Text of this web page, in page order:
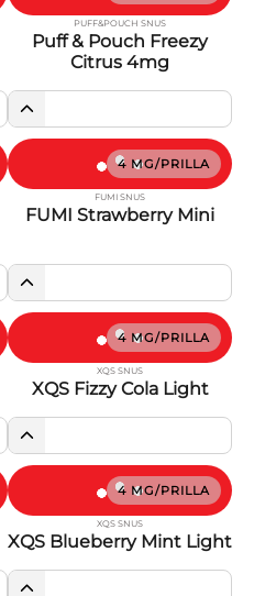
PUFF&POUCH SNUS
Puff & Pouch Freezy
Citrus 4mg
4 MG/PRILLA
FUMI SNUS
FUMI Strawberry Mini
4 MG/PRILLA
XQS SNUS
XQS Fizzy Cola Light
4 MG/PRILLA
XQS SNUS
XQS Blueberry Mint Light